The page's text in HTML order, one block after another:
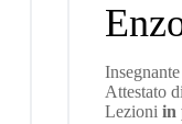
Attestato
Lezioniin